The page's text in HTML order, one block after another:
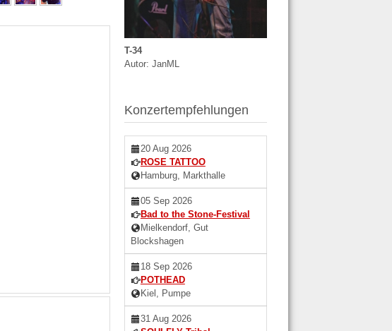
T-34
Autor: JanML
Konzertempfehlungen
20 Aug 2026
ROSE TATTOO
Hamburg, Markthalle
05 Sep 2026
Bad to the Stone-Festival
Mielkendorf, Gut
Blockshagen
18 Sep 2026
POTHEAD
Kiel, Pumpe
31 Aug 2026